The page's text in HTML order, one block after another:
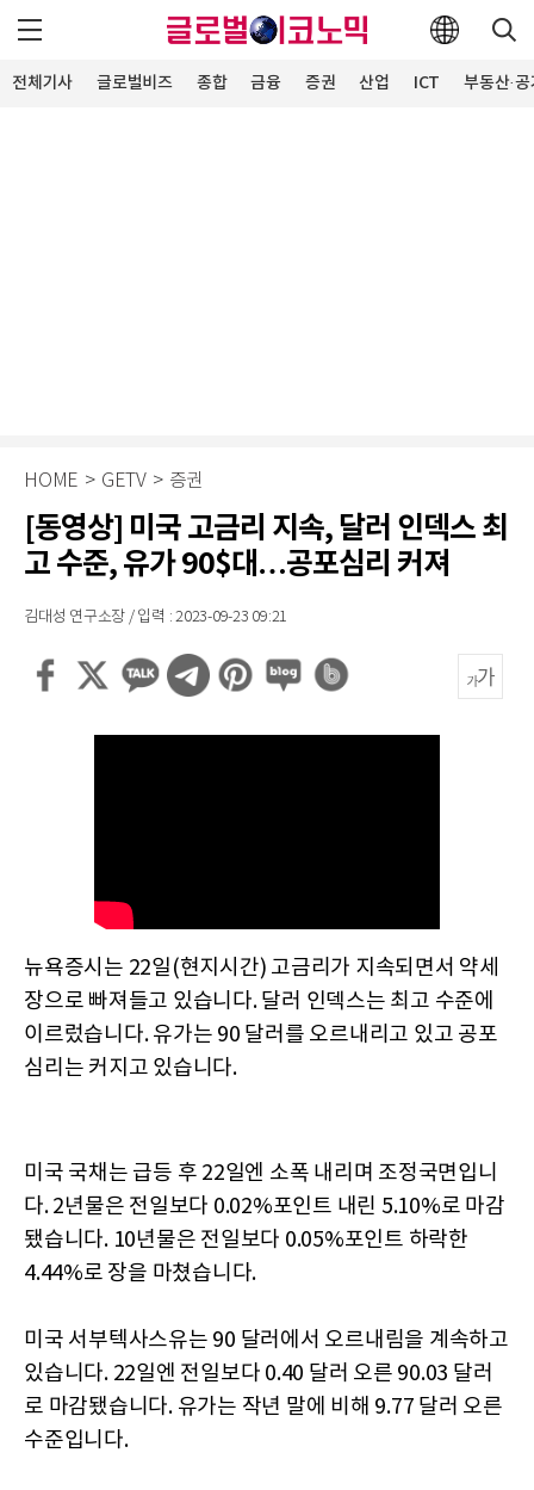
전체기사 글로벌비즈 종합 금융 증권 산업 ICT 부동산·
HOME > GETV > 증권
[동영상] 미국 고금리 지속, 달러 인덱스 최
고 수준, 유가 90$대…공포심리 커져
김대성 연구소장 / 입력 : 2023-09-23 09:21
뉴욕증시는 22일(현지시간) 고금리가 지속되면서 약세
장으로 빠져들고 있습니다. 달러 인덱스는 최고 수준에
이르렀습니다. 유가는 90 달러를 오르내리고 있고 공포
심리는 커지고 있습니다.
미국 국채는 급등 후 22일엔 소폭 내리며 조정국면입니
다. 2년물은 전일보다 0.02%포인트 내린 5.10%로 마감
됐습니다. 10년물은 전일보다 0.05%포인트 하락한
4.44%로 장을 마쳤습니다.
미국 서부텍사스유는 90 달러에서 오르내림을 계속하고
있습니다. 22일엔 전일보다 0.40 달러 오른 90.03 달러
로 마감됐습니다. 유가는 작년 말에 비해 9.77 달러 오른
수준입니다.